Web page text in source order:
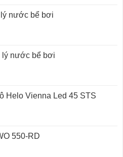
nước bể bơi
lý nước bể bơi
Helo Vienna Led 45 STS
550-RD